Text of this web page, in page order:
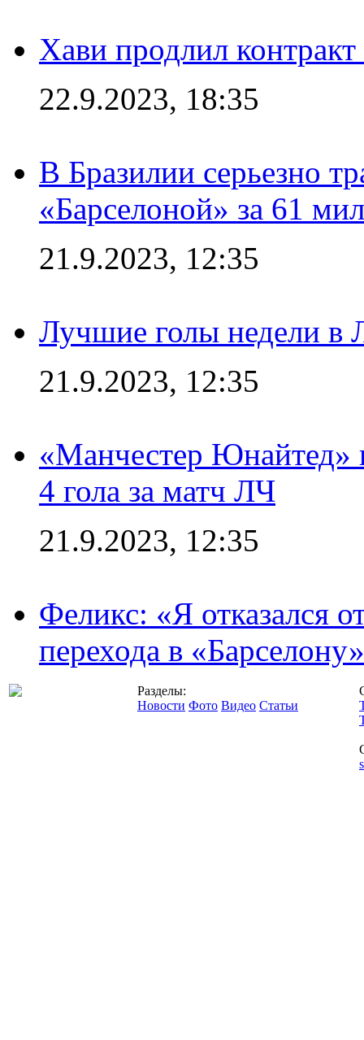
Хави продлил
22.9.2023, 18:35
В Бразилии серьезно
«Барселоной» за 61
21.9.2023, 12:35
Лучшие голы недели в
21.9.2023, 12:35
«Манчестер Юнайтед»
4 гола за матч ЛЧ
21.9.2023, 12:35
Феликс: «Я отказался
перехода в «Барселону»
Разделы:
Новости Фото Видео Статьи